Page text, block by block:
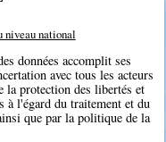
niveau national
données accomplit ses
avec tous les acteurs
la protection des libertés et
à l'égard du traitement et du
que par la politique de la